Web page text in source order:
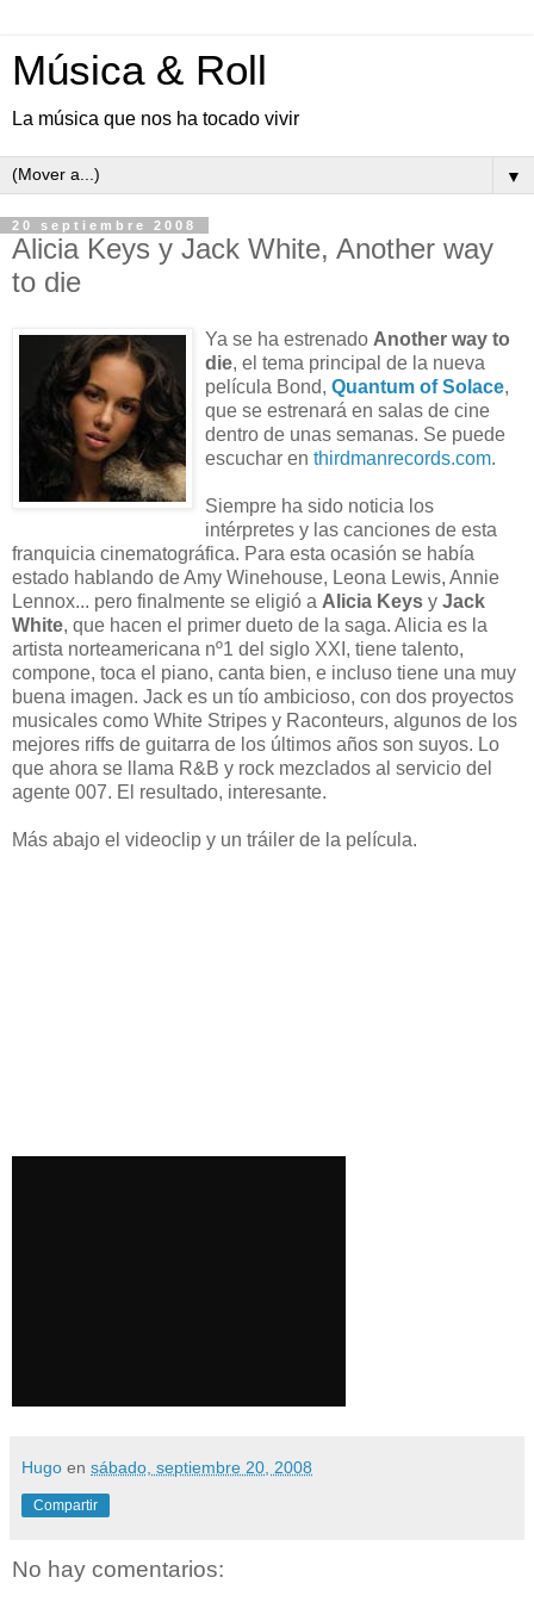
Música & Roll
La música que nos ha tocado vivir
▼
20 septiembre 2008
Alicia Keys y Jack White, Another way
to die
Ya se ha estrenado Another way to
die, el tema principal de la nueva
película Bond, Quantum of Solace,
que se estrenará en salas de cine
dentro de unas semanas. Se puede
escuchar en thirdmanrecords.com.
Siempre ha sido noticia los
intérpretes y las canciones de esta
franquicia cinematográfica. Para esta ocasión se había
estado hablando de Amy Winehouse, Leona Lewis, Annie
Lennox... pero finalmente se eligió a Alicia Keys y Jack
White, que hacen el primer dueto de la saga. Alicia es la
artista norteamericana nº1 del siglo XXI, tiene talento,
compone, toca el piano, canta bien, e incluso tiene una muy
buena imagen. Jack es un tío ambicioso, con dos proyectos
musicales como White Stripes y Raconteurs, algunos de los
mejores riffs de guitarra de los últimos años son suyos. Lo
que ahora se llama R&B y rock mezclados al servicio del
agente 007. El resultado, interesante.
Más abajo el videoclip y un tráiler de la película.
Hugo en sábado, septiembre 20, 2008
Compartir
No hay comentarios: